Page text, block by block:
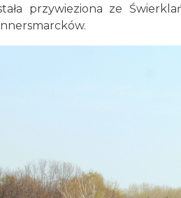
przywieziona ze